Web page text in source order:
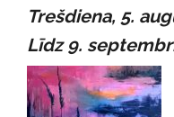
Trešdiena, 5.
Līdz 9.